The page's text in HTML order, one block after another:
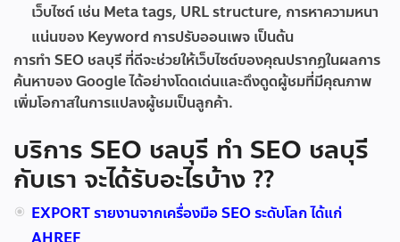
เว็บไซต์ เช่น Meta tags, URL structure, การหาความหนา
แน่นของ Keyword การปรับออนเพจ เป็นต้น
การทำ SEO ชลบุรี ที่ดีจะช่วยให้เว็บไซต์ของคุณปรากฏในผลการ
ค้นหาของ Google ได้อย่างโดดเด่นและดึงดูดผู้ชมที่มีคุณภาพ
เพิ่มโอกาสในการแปลงผู้ชมเป็นลูกค้า.
บริการ SEO ชลบุรี ทำ SEO ชลบุรี
กับเรา จะได้รับอะไรบ้าง ??
EXPORT รายงานจากเครื่องมือ SEO ระดับโลก ได้แก่